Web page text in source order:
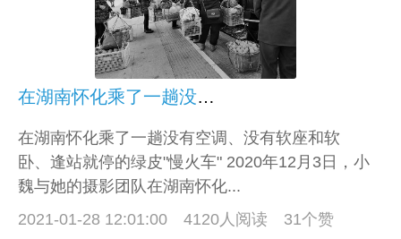
在湖南怀化乘了一趟没有空调、没有软座和软卧、逢站就停的绿皮“慢火车”
在湖南怀化乘了一趟没有空调、没有软座和软
卧、逢站就停的绿皮"慢火车" 2020年12月3日，小
魏与她的摄影团队在湖南怀化...
2021-01-28 12:01:00
4120人阅读 31个赞